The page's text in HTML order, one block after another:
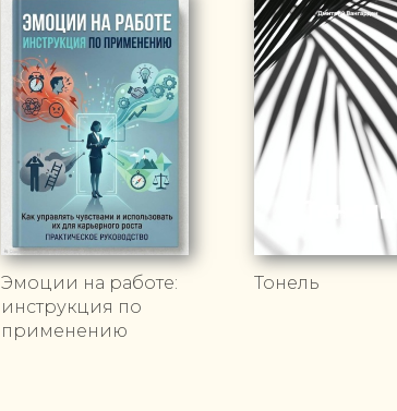
Эмоции на работе:
инструкция по
применению
Тонель